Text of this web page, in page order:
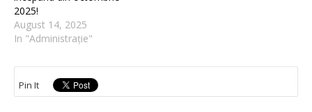
2025!
August 14, 2025
In "Administrație"
Pin It